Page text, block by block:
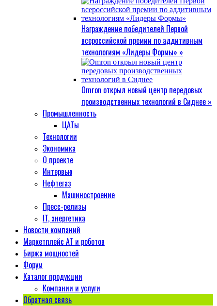
Награждение победителей Первой
всероссийской премии по аддитивным
технологиям «Лидеры Формы» »
Omron открыл новый центр передовых
производственных технологий в Сиднее »
Промышленность
ЦАТы
Технологии
Экономика
О проекте
Интервью
Нефтегаз
Машиностроение
Пресс-релизы
IT, энергетика
Новости компаний
Маркетплейс АТ и роботов
Биржа мощностей
Форум
Каталог продукции
Компании и услуги
Обратная связь